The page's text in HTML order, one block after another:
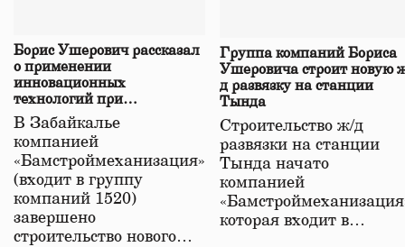
Борис Ушерович рассказал
о применении
инновационных
технологий при
строительстве нового моста
в Забайкалье
В Забайкалье
компанией
«Бамстроймеханизация»
(входит в группу
компаний 1520)
завершено
строительство нового…
Группа компаний Бориса
Ушеровича строит новую
д развязку на станции
Тында
Строительство ж/д
развязки на станции
Тында начато
компанией
которая входит в…